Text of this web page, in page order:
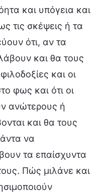
και υπόγεια και
τις σκέψεις ή τα
ότι, αν τα
και θα τους
και οι
φως και ότι οι
ανώτερους ή
και θα τους
να
τα επαίσχυντα
Πώς μιλάνε και